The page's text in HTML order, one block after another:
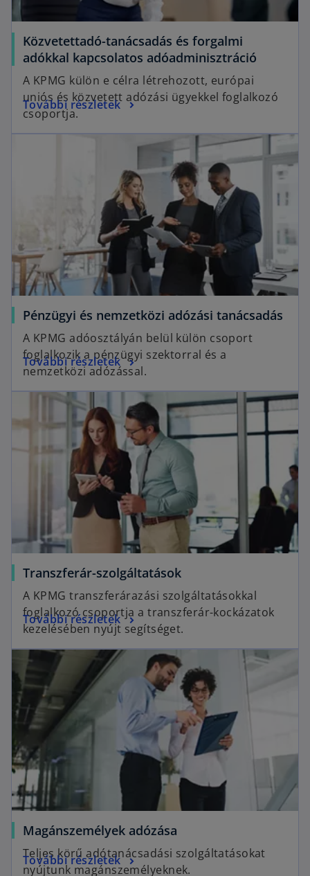
Közvetettadó-tanácsadás és forgalmi
adókkal kapcsolatos adóadminisztráció
A KPMG külön e célra létrehozott, európai
uniós és közvetett adózási ügyekkel foglalkozó
csoportja.
További részletek
Pénzügyi és nemzetközi adózási tanácsadás
A KPMG adóosztályán belül külön csoport
foglalkozik a pénzügyi szektorral és a
nemzetközi adózással.
További részletek
Transzferár-szolgáltatások
A KPMG transzferárazási szolgáltatásokkal
foglalkozó csoportja a transzferár-kockázatok
kezelésében nyújt segítséget.
További részletek
Magánszemélyek adózása
Teljes körű adótanácsadási szolgáltatásokat
nyújtunk magánszemélyeknek.
További részletek